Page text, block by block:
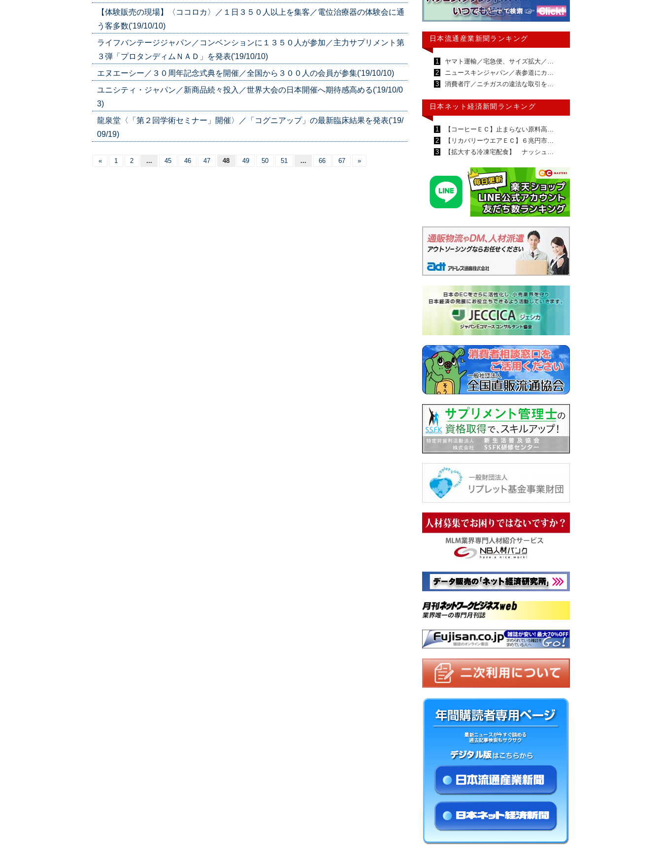
【体験販売の現場】〈ココロカ〉／１日３５０人以上を集客／電位治療器の体験会に通
う客多数('19/10/10)
ライフバンテージジャパン／コンベンションに１３５０人が参加／主力サプリメント第
３弾「プロタンディムＮＡＤ」を発表('19/10/10)
エヌエーシー／３０周年記念式典を開催／全国から３００人の会員が参集('19/10/10)
ユニシティ・ジャパン／新商品続々投入／世界大会の日本開催へ期待感高める('19/10/0
3)
龍泉堂〈「第２回学術セミナー」開催〉／「コグニアップ」の最新臨床結果を発表('19/
09/19)
« 1 2 ... 45 46 47 48 49 50 51 ... 66 67 »
日本流通産業新聞ランキング
1
ヤマト運輸／宅急便、サイズ拡大／…
2
ニュースキンジャパン／表参道にカ…
3
消費者庁／ニチガスの違法な取引を…
日本ネット経済新聞ランキング
1
【コーヒーＥＣ】止まらない原料高…
2
【リカバリーウエアＥＣ】６兆円市…
3
【拡大する冷凍宅配食】 ナッシュ…